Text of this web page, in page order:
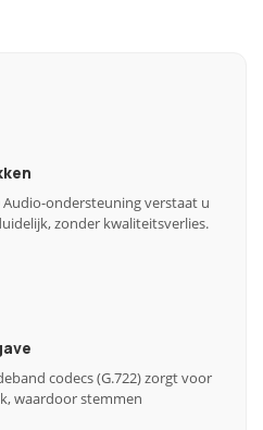
ondersteuning verstaat u
zonder kwaliteitsverlies.
codecs (G.722) zorgt voor
waardoor stemmen